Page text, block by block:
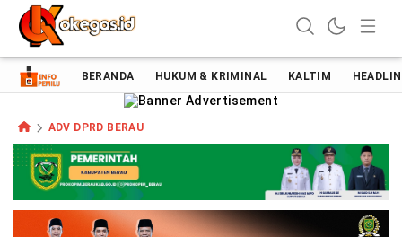
Oke Gas Indonesia | Energi Positif Informasi Terkini!
BERANDA HUKUM & KRIMINAL KALTIM
ADV DPRD BERAU